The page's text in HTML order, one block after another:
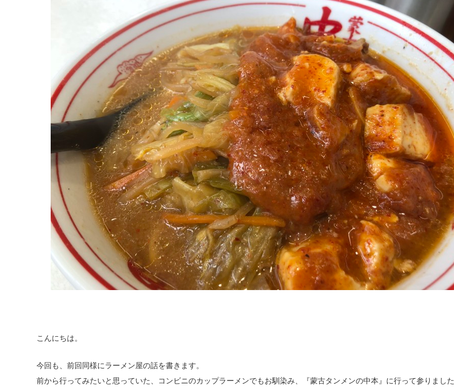
こんにちは。
今回も、前回同様にラーメン屋の話を書きます。
前から行ってみたいと思っていた、コンビニのカップラーメンでもお馴染み、『蒙古タンメンの中本』に行って参りまし